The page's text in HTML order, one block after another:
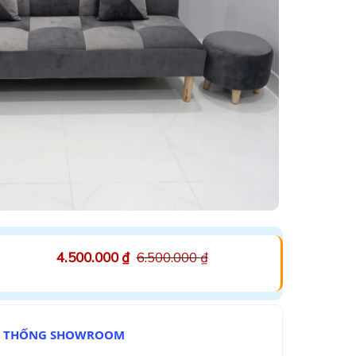
4.500.000₫ 6.500.000₫
THỐNG SHOWROOM